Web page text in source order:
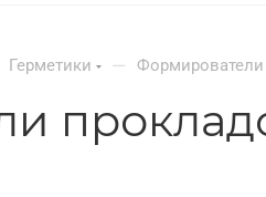
Герметики —